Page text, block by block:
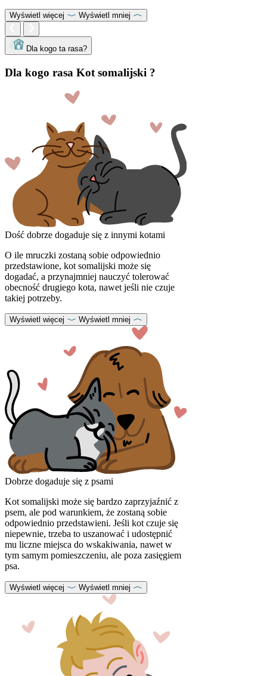
Wyświetl więcej Wyświetl mniej
Dla kogo ta rasa?
Dla kogo rasa Kot somalijski ?
Dość dobrze dogaduje się z innymi kotami
O ile mruczki zostaną sobie odpowiednio
przedstawione, kot somalijski może się
dogadać, a przynajmniej nauczyć tolerować
obecność drugiego kota, nawet jeśli nie czuje
takiej potrzeby.
Wyświetl więcej Wyświetl mniej
Dobrze dogaduje się z psami
Kot somalijski może się bardzo zaprzyjaźnić z
psem, ale pod warunkiem, że zostaną sobie
odpowiednio przedstawieni. Jeśli kot czuje się
niepewnie, trzeba to uszanować i udostępnić
mu liczne miejsca do wskakiwania, nawet w
tym samym pomieszczeniu, ale poza zasięgiem
psa.
Wyświetl więcej Wyświetl mniej